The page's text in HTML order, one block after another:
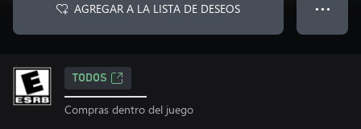
AGREGAR A LA LISTA DE DESEOS ● ● ●
TODOS
Compras dentro del juego